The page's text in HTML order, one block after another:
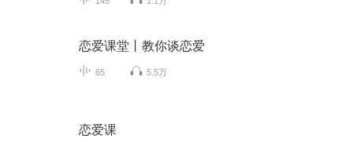
恋爱课堂丨教你谈恋爱
65 5.5万
恋爱课